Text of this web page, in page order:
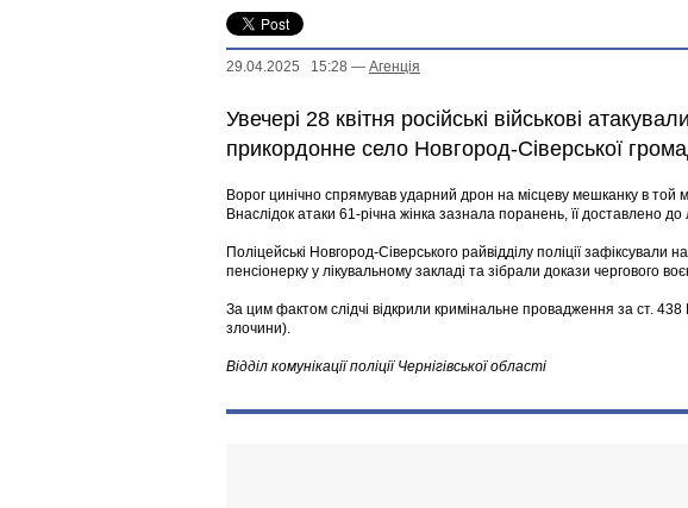
29.04.2025 15:28 — Агенцiя
Увечері 28 квітня російські військові
прикордонне село Новгород-Сіверської
Ворог цинічно спрямував ударний дрон на місцеву мешканку в той
Внаслідок атаки 61-річна жінка зазнала поранень, її доставлено до
Поліцейські Новгород-Сіверського райвідділу поліції зафіксували
пенсіонерку у лікувальному закладі та зібрали докази чергового
За цим фактом слідчі відкрили кримінальне провадження за ст. 438
злочини).
Відділ комунікації поліції Чернігівської області